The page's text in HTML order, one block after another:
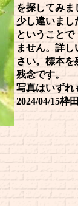
を探してみま
少し違いまし
ということで
ません。詳
さい。標本を
残念です。
写真はいずれ
2024/04/15枠田